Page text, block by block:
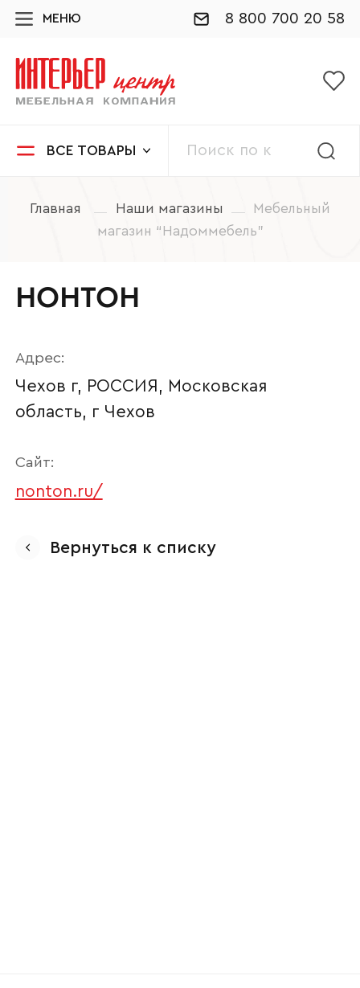
МЕНЮ 8 800 700 20 58
ВСЕ ТОВАРЫ
Главная Наши магазины
Мебельный
магазин “Надоммебель”
НОНТОН
Адрес:
Чехов г, РОССИЯ, Московская
область, г Чехов
Сайт:
nonton.ru/
Вернуться к списку